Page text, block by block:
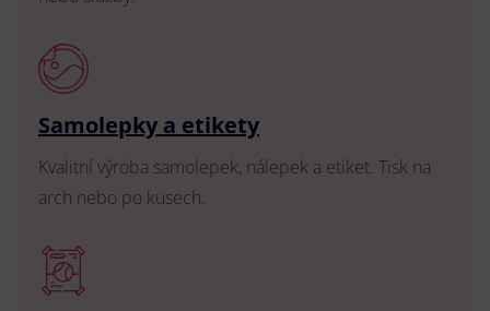
Samolepky a etikety
Kvalitní výroba samolepek, nálepek a etiket. Tisk na
arch nebo po kusech.